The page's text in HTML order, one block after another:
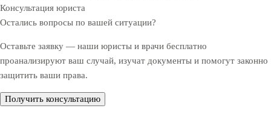
Консультация юриста
Остались вопросы по вашей ситуации?
Оставьте заявку — наши юристы и врачи бесплатно
проанализируют ваш случай, изучат документы и помогут законно
защитить ваши права.
Получить консультацию